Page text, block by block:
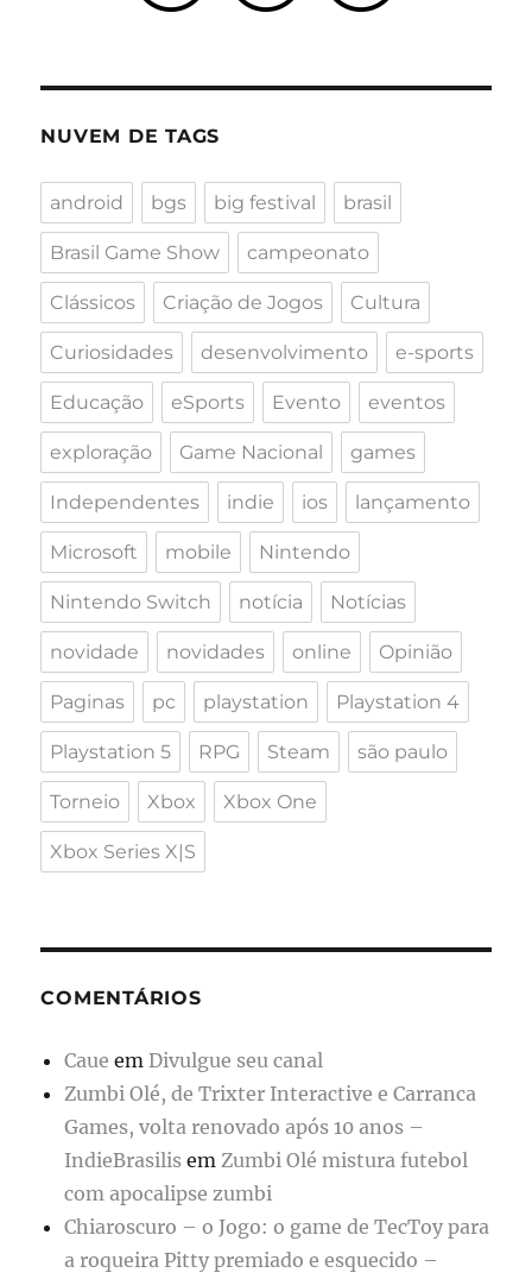
NUVEM DE TAGS
android bgs big festival brasil
Brasil Game Show campeonato
Clássicos Criação de Jogos Cultura
Curiosidades desenvolvimento e-sports
Educação eSports Evento eventos
exploração Game Nacional games
Independentes indie ios lançamento
Microsoft mobile Nintendo
Nintendo Switch notícia Notícias
novidade novidades online Opinião
Paginas pc playstation Playstation 4
Playstation 5 RPG Steam são paulo
Torneio Xbox Xbox One
Xbox Series X|S
COMENTÁRIOS
Caue emDivulgue seu canal
Zumbi Olé, de Trixter Interactive e Carranca
Games, volta renovado após 10 anos –
IndieBrasilis emZumbi Olé mistura futebol
com apocalipse zumbi
Chiaroscuro – o Jogo: o game de TecToy para
a roqueira Pitty premiado e esquecido –